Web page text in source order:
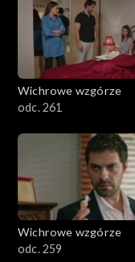
Wichrowe wzgórze
odc. 261
Wichrowe wzgórze
odc. 259